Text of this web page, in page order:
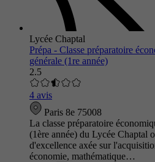
Lycée Chaptal
Prépa - Classe préparatoire
générale (1re année)
2.5
4 avis
Paris 8e 75008
La classe préparatoire
(1ère année) du Lycée Chaptal
d'excellence axée sur
économie, mathématique…